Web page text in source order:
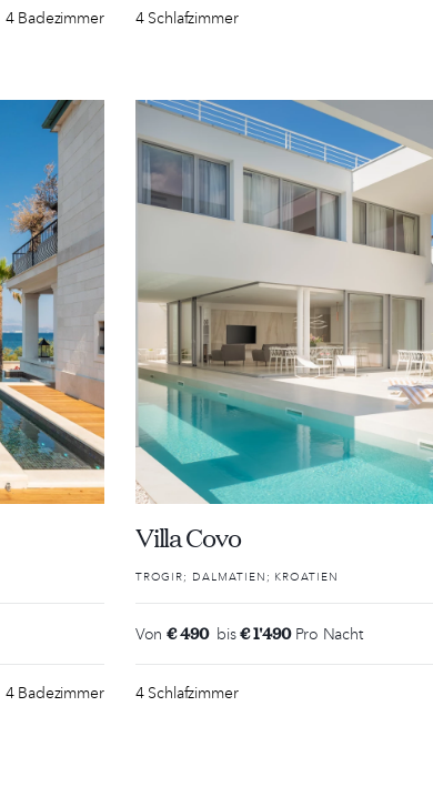
4 Badezimmer 4 Schlafzimmer
4 Badezimmer
Villa Covo
TROGIR; DALMATIEN; KROATIEN
Von€ 490 bis€ 1'490Pro Nacht
4 Schlafzimmer